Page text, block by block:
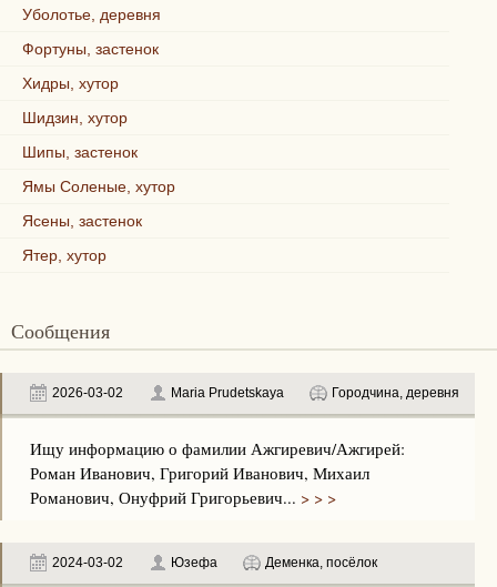
Уболотье, деревня
Фортуны, застенок
Хидры, хутор
Шидзин, хутор
Шипы, застенок
Ямы Соленые, хутор
Ясены, застенок
Ятер, хутор
Сообщения
2026-03-02 Maria Prudetskaya Городчина, деревня
Ищу информацию о фамилии Ажгиревич/Ажгирей:
Роман Иванович, Григорий Иванович, Михаил
Романович, Онуфрий Григорьевич... > > >
2024-03-02 Юзефа Деменка, посёлок